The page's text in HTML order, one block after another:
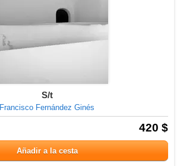
S/t
Francisco Fernández Ginés
420 $
Añadir a la cesta